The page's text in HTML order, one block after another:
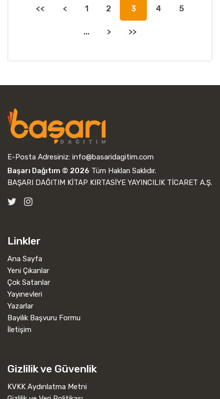
<< < 1 2 3 4 5
... > >>
E-Posta Adresiniz: info@basaridagitim.com
Başarı Dağıtım © 2026 Tüm Hakları Saklıdır.
BAŞARI DAĞITIM KİTAP KIRTASİYE YAYINCILIK TİCARET A.Ş.
Linkler
Ana Sayfa
Yeni Çıkanlar
Çok Satanlar
Yayınevleri
Yazarlar
Bayilik Başvuru Formu
İletişim
Gizlilik ve Güvenlik
KVKK Aydınlatma Metni